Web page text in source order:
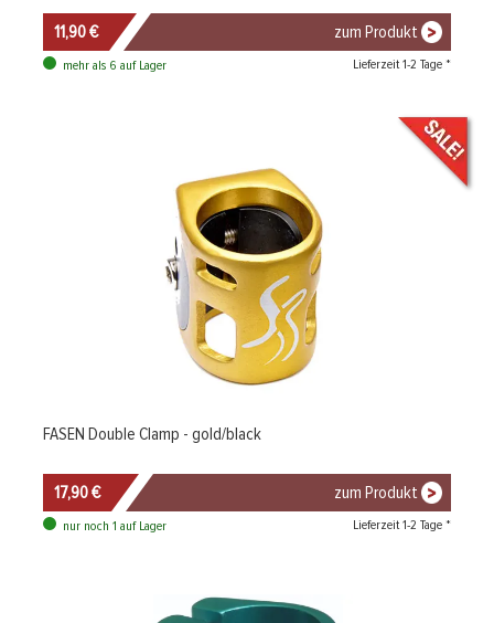
11,90 € zum Produkt
mehr als 6 auf Lager Lieferzeit 1-2 Tage *
FASEN Double Clamp - gold/black
17,90 € zum Produkt
nur noch 1 auf Lager Lieferzeit 1-2 Tage *